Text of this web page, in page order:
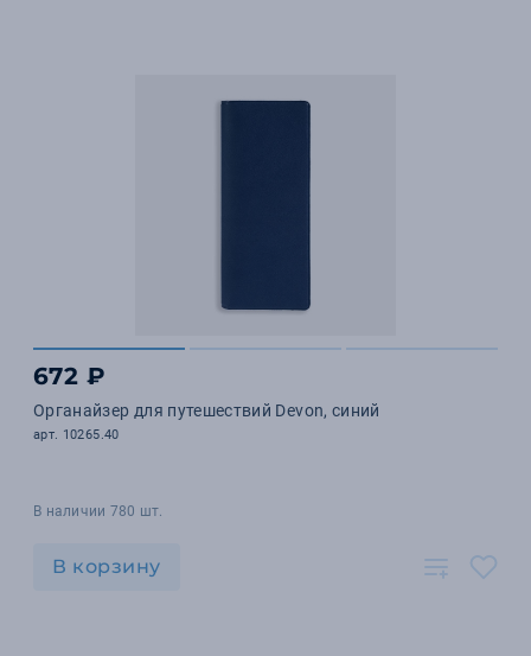
672 ₽
Органайзер для путешествий Devon, синий
арт. 10265.40
В наличии 780 шт.
В корзину